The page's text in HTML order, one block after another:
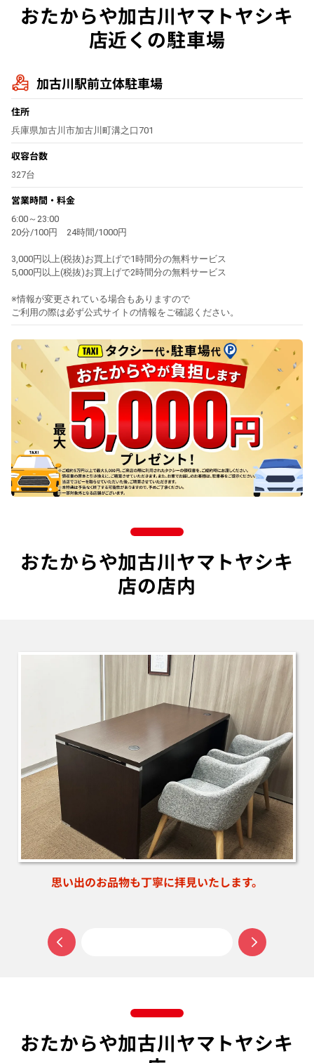
おたからや加古川ヤマトヤシキ
店近くの駐車場
加古川駅前立体駐車場
住所
兵庫県加古川市加古川町溝之口701
収容台数
327台
営業時間・料金
6:00～23:00
20分/100円 24時間/1000円
3,000円以上(税抜)お買上げで1時間分の無料サービス
5,000円以上(税抜)お買上げで2時間分の無料サービス
※情報が変更されている場合もありますので
ご利用の際は必ず公式サイトの情報をご確認ください。
おたからや加古川ヤマトヤシキ
店の店内
お買い物ついでに、ご相談だけでもお気軽にご来店くださ
おたからや加古川ヤマトヤシキ